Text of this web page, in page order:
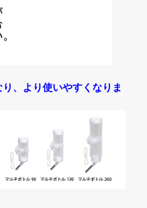
、より使いやすくなりま